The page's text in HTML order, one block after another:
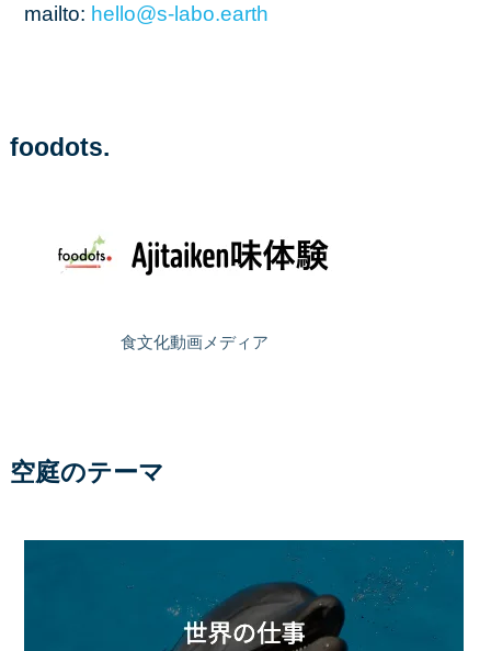
mailto: hello@s-labo.earth
foodots.
食文化動画メディア
空庭のテーマ